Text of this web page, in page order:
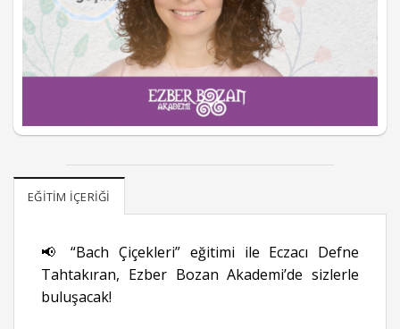
EĞITIM İÇERIĞI
📢 “Bach Çiçekleri” eğitimi ile Eczacı Defne
Tahtakıran, Ezber Bozan Akademi’de sizlerle
buluşacak!